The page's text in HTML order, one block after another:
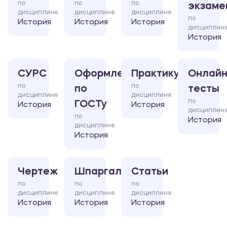
по
дисциплине
История
по
дисциплине
История
по
дисциплине
История
по
История
СУРС
по
дисциплине
История
Оформление
по
ГОСТу
по
дисциплине
История
Практикум
по
дисциплине
История
тесты
по
История
Чертеж
по
дисциплине
История
Шпаргалка
по
дисциплине
История
Статьи
по
дисциплине
История